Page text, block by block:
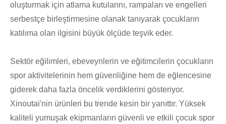
oluşturmak için atlama kutularını, rampaları ve engelleri
serbestçe birleştirmesine olanak tanıyarak çocukların
katılıma olan ilgisini büyük ölçüde teşvik eder.
Sektör eğilimleri, ebeveynlerin ve eğitimcilerin çocukların
spor aktivitelerinin hem güvenliğine hem de eğlencesine
giderek daha fazla öncelik verdiklerini gösteriyor.
Xinoutai'nin ürünleri bu trende kesin bir yanıttır. Yüksek
kaliteli yumuşak ekipmanların güvenli ve etkili çocuk spor